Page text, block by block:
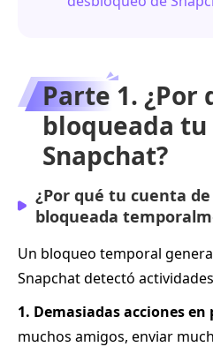
Parte 1. ¿Por
bloqueada
Snapchat?
¿Por qué tu cuenta
bloqueada
Un bloqueo temporal
Snapchat detectó
1. Demasiadas acciones
muchos amigos, enviar